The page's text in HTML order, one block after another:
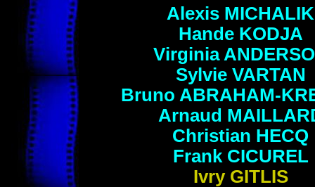
Alexis MICHALIK
Hande KODJA
Virginia
Sylvie VARTAN
Bruno ABRAHAM-
Arnaud
Christian HECQ
Frank CICUREL
Ivry GITLIS